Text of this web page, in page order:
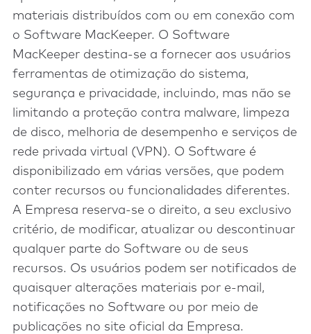
materiais distribuídos com ou em conexão com
o Software MacKeeper. O Software
MacKeeper destina-se a fornecer aos usuários
ferramentas de otimização do sistema,
segurança e privacidade, incluindo, mas não se
limitando a proteção contra malware, limpeza
de disco, melhoria de desempenho e serviços de
rede privada virtual (VPN). O Software é
disponibilizado em várias versões, que podem
conter recursos ou funcionalidades diferentes.
A Empresa reserva-se o direito, a seu exclusivo
critério, de modificar, atualizar ou descontinuar
qualquer parte do Software ou de seus
recursos. Os usuários podem ser notificados de
quaisquer alterações materiais por e-mail,
notificações no Software ou por meio de
publicações no site oficial da Empresa.